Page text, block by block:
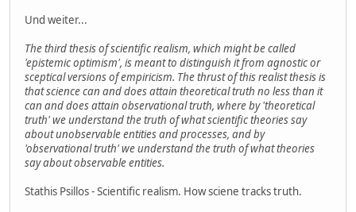
Und weiter...
The third thesis of scientific realism, which might be called
'epistemic optimism', is meant to distinguish it from agnostic or
sceptical versions of empiricism. The thrust of this realist thesis is
that science can and does attain theoretical truth no less than it
can and does attain observational truth, where by 'theoretical
truth' we understand the truth of what scientific theories say
about unobservable entities and processes, and by
'observational truth' we understand the truth of what theories
say about observable entities.
Stathis Psillos - Scientific realism. How sciene tracks truth.